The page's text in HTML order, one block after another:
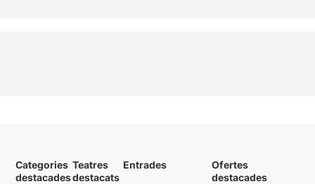
Categories
destacades
Teatres
destacats
Entrades
Ofertes
destacades